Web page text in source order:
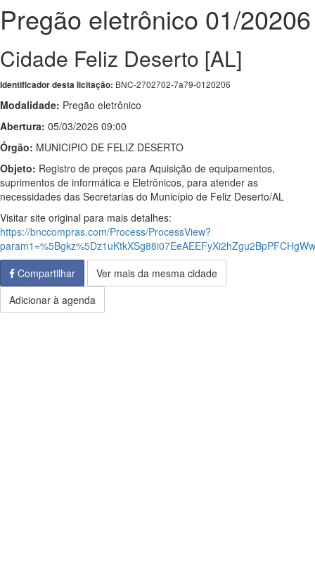
Pregão eletrônico 01/20206
Cidade Feliz Deserto [AL]
Identificador desta licitação: BNC-2702702-7a79-0120206
Modalidade: Pregão eletrônico
Abertura: 05/03/2026 09:00
Órgão: MUNICIPIO DE FELIZ DESERTO
Objeto: Registro de preços para Aquisição de equipamentos,
suprimentos de informática e Eletrônicos, para atender as
necessidades das Secretarias do Município de Feliz Deserto/AL
Visitar site original para mais detalhes:
https://bnccompras.com/Process/ProcessView?
Compartilhar
Ver mais da mesma cidade
Adicionar à agenda